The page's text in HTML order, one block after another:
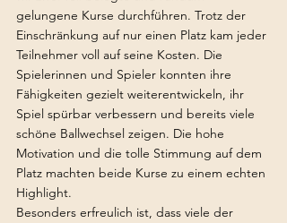
gelungene Kurse durchführen. Trotz der
Einschränkung auf nur einen Platz kam jeder
Teilnehmer voll auf seine Kosten. Die
Spielerinnen und Spieler konnten ihre
Fähigkeiten gezielt weiterentwickeln, ihr
Spiel spürbar verbessern und bereits viele
schöne Ballwechsel zeigen. Die hohe
Motivation und die tolle Stimmung auf dem
Platz machten beide Kurse zu einem echten
Highlight.
Besonders erfreulich ist, dass viele der